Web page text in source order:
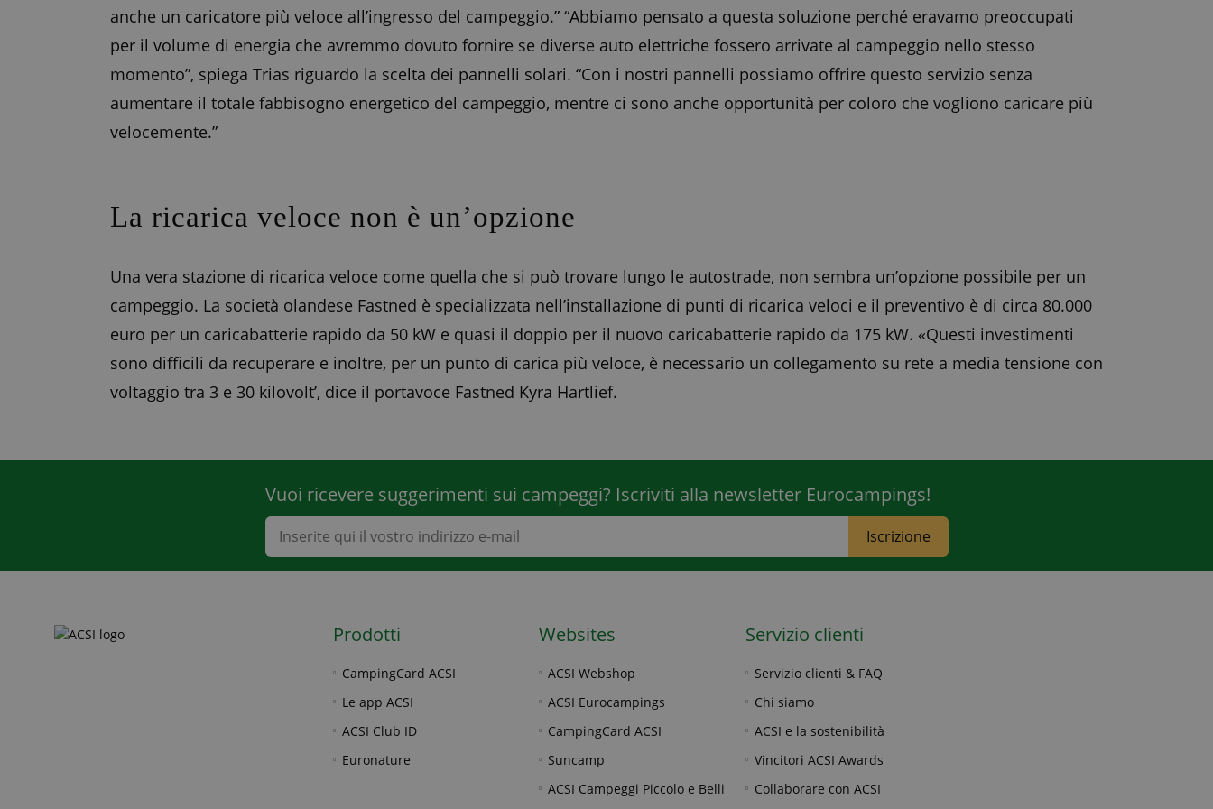
anche un caricatore più veloce all’ingresso del campeggio.” “Abbiamo pensato a questa soluzione perché eravamo preoccupati
per il volume di energia che avremmo dovuto fornire se diverse auto elettriche fossero arrivate al campeggio nello stesso
momento”, spiega Trias riguardo la scelta dei pannelli solari. “Con i nostri pannelli possiamo offrire questo servizio senza
aumentare il totale fabbisogno energetico del campeggio, mentre ci sono anche opportunità per coloro che vogliono caricare più
velocemente.”
La ricarica veloce non è un’opzione
Una vera stazione di ricarica veloce come quella che si può trovare lungo le autostrade, non sembra un’opzione possibile per un
campeggio. La società olandese Fastned è specializzata nell’installazione di punti di ricarica veloci e il preventivo è di circa 80.000
euro per un caricabatterie rapido da 50 kW e quasi il doppio per il nuovo caricabatterie rapido da 175 kW. «Questi investimenti
sono difficili da recuperare e inoltre, per un punto di carica più veloce, è necessario un collegamento su rete a media tensione con
voltaggio tra 3 e 30 kilovolt’, dice il portavoce Fastned Kyra Hartlief.
Vuoi ricevere suggerimenti sui campeggi? Iscriviti alla newsletter Eurocampings!
Iscrizione
Prodotti
CampingCard ACSI
Le app ACSI
ACSI Club ID
Euronature
Websites
ACSI Webshop
ACSI Eurocampings
CampingCard ACSI
Suncamp
ACSI Campeggi Piccolo e Belli
Servizio clienti
Servizio clienti & FAQ
Chi siamo
ACSI e la sostenibilità
Vincitori ACSI Awards
Collaborare con ACSI